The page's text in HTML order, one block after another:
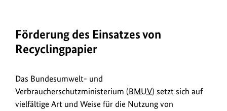
Förderung des Einsatzes von
Recyclingpapier
Das Bundesumwelt- und
Verbraucherschutzministerium (BMUV) setzt sich auf
vielfältige Art und Weise für die Nutzung von